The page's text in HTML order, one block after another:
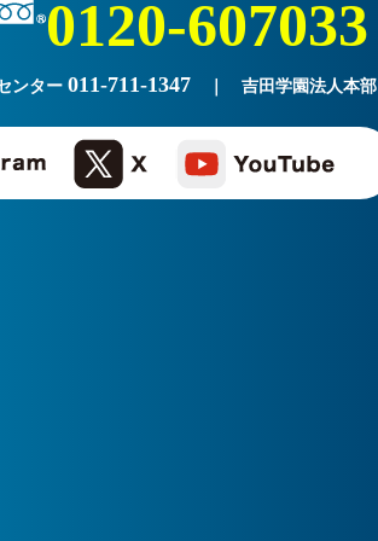
0120-607033
ンター 011-711-1347 ｜ 吉田学園法人本部